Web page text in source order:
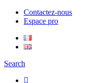
Contactez-nous
Espace pro
Search